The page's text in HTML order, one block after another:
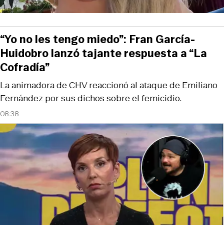
08:38
La animadora de CHV reaccionó al ataque de Emiliano
Fernández por sus dichos sobre el femicidio.
“Yo no les tengo miedo”: Fran García-
Huidobro lanzó tajante respuesta a “La
Cofradía”